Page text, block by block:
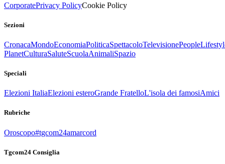
CorporatePrivacy PolicyCookie Policy
Sezioni
CronacaMondoEconomiaPoliticaSpettacoloTelevisionePeople
PlanetCulturaSaluteScuolaAnimaliSpazio
Speciali
Elezioni ItaliaElezioni esteroGrande FratelloL'isola dei famosiAmici
Rubriche
Oroscopo#tgcom24amarcord
Tgcom24 Consiglia